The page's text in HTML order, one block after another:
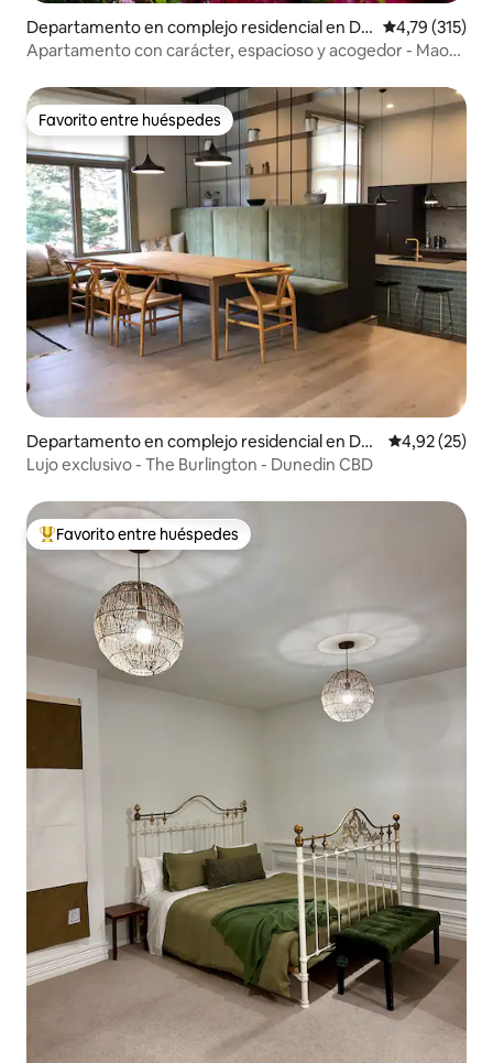
Departamento en complejo residencial en Du
nedin
Calificación
4,79 (315)
Apartamento con carácter, espacioso y acogedor - Maori
Favorito entre huéspedes
Favorito entre huéspedes
Departamento en complejo residencial en Du
nedin
Calificación
4,92 (25)
Lujo exclusivo - The Burlington - Dunedin CBD
Favorito entre los huéspedes más destacados
Favorito entre huéspedes